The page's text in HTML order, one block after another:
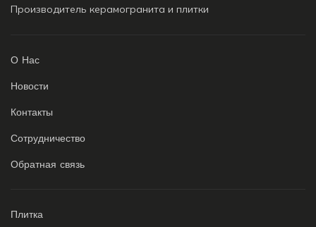
Производитель керамогранита и плитки
О Нас
Новости
Контакты
Сотрудничество
Обратная связь
Плитка